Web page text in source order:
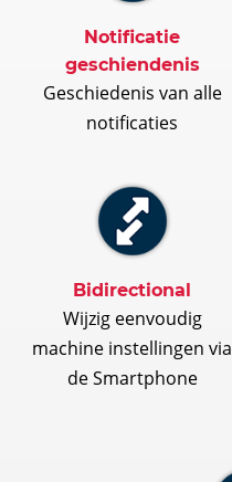
Notificatie
geschiendenis
Geschiedenis van alle
notificaties
Bidirectional
Wijzig eenvoudig
machine instellingen via
de Smartphone